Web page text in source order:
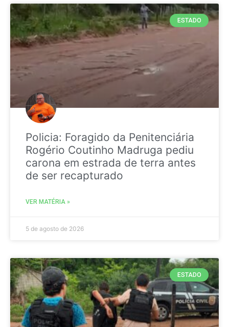
ESTADO
Policia: Foragido da Penitenciária
Rogério Coutinho Madruga pediu
carona em estrada de terra antes
de ser recapturado
VER MATÉRIA »
5 de agosto de 2026
ESTADO